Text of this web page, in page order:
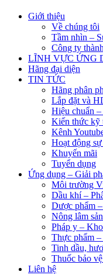
Giới thiệu
Về chúng tôi
Tầm nhìn –
Công ty
LĨNH VỰC ỨNG
Hãng đại diện
TIN TỨC
Hãng phân
Lắp đặt và
Hiệu chuẩn
Kiến thức kỹ
Kênh
Hoạt động
Khuyến mãi
Tuyển dụng
Ứng dụng – Giải
Môi trường
Dầu khí –
Dược phẩm
Nông lâm
Pháp y –
Thực phẩm
Tinh dầu,
Thuốc bảo
Liên hệ